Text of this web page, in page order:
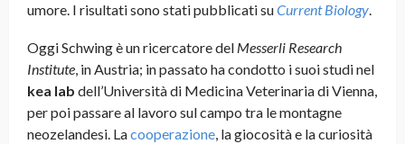
umore. I risultati sono stati pubblicati suCurrent Biology.
Oggi Schwing è un ricercatore del Messerli Research
Institute, in Austria; in passato ha condotto i suoi studi nel
kea lab dell’Università di Medicina Veterinaria di Vienna,
per poi passare al lavoro sul campo tra le montagne
neozelandesi. Lacooperazione, la giocosità e la curiosità